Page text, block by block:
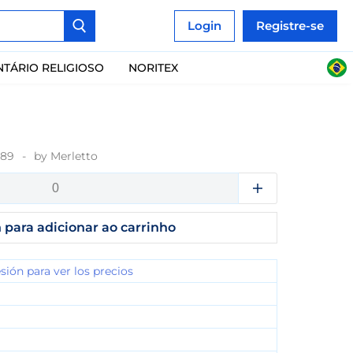
Login Registre-se
RELIGIOSO NORITEX
by Merletto
para adicionar ao carrinho
para ver los precios